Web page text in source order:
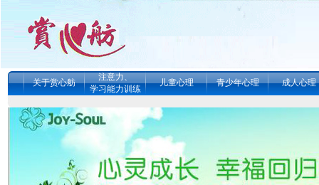
关于赏心舫
注意力、
学习能力训练
儿童心理 青少年心理 成人心理